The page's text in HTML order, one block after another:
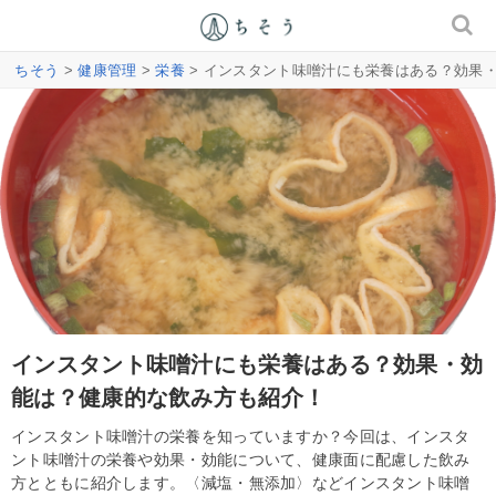
ちそう >健康管理 >栄養 > インスタント味噌汁にも栄養はある？効果
インスタント味噌汁にも栄養はある？効果・効
能は？健康的な飲み方も紹介！
インスタント味噌汁の栄養を知っていますか？今回は、インスタ
ント味噌汁の栄養や効果・効能について、健康面に配慮した飲み
方とともに紹介します。〈減塩・無添加〉などインスタント味噌